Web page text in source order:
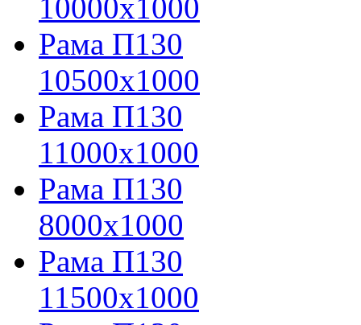
10000х1000
Рама П130
10500х1000
Рама П130
11000х1000
Рама П130
8000х1000
Рама П130
11500х1000